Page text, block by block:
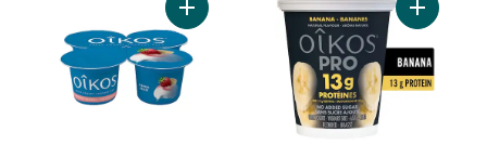
Ajouter Yogourt grec, fraises banane, 2%
Ajouter